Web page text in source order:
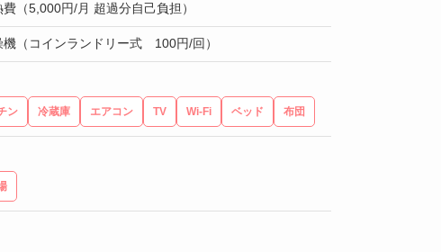
費（5,000円/月 超過分自己負担）
機（コインランドリー式 100円/回）
ン 冷蔵庫 エアコン TV Wi-Fi ベッド 布団